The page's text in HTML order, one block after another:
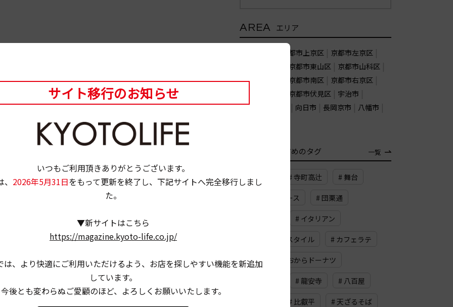
AREA エリア
京都市上京区
京都市左京区
京都市東山区
京都市山科区
京都市下京区
京都市南区
京都市右京区
京都市伏見区
宇治市
亀岡市
向日市 長岡京市
八幡市
おすすめのタグ 一覧
# ランチ # 寺町高辻 # 舞台
# タルタルソース # 団栗通
# イタリアン
# メルボルンスタイル # カフェラテ
# 四条 # おからドーナツ
# 龍安寺 # 八百屋
# 比叡平 # 天ざるそば
サイト移行のお知らせ
いつもご利用頂きありがとうございます。
2026年5月31日をもって更新を終了し、下記サイトへ完全移行しまし
た。
▼新サイトはこちら
https://magazine.kyoto-life.co.jp/
は、より快適にご利用いただけるよう、お店を探しやすい機能を新追加
しています。
今後とも変わらぬご愛顧のほど、よろしくお願いいたします。